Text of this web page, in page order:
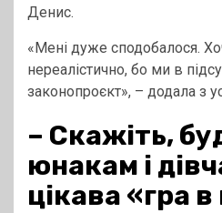
Денис.
«Мені дуже сподобалося.
нереалістично, бо ми в
законопроєкт», – додала з
– Скажіть,
юнакам і
цікава «гра